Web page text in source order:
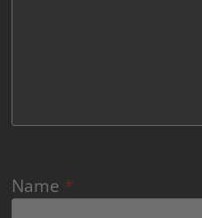
Name *